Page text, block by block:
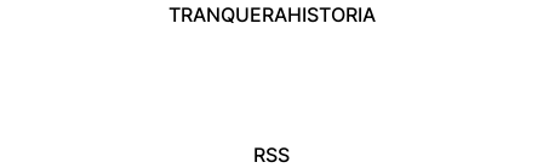
TRANQUERAHISTORIA
RSS